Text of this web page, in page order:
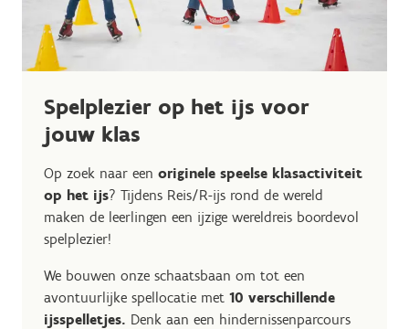
Spelplezier op het ijs voor
jouw klas
Op zoek naar een originele speelse klasactiviteit
op het ijs? Tijdens Reis/R-ijs rond de wereld
maken de leerlingen een ijzige wereldreis boordevol
spelplezier!
We bouwen onze schaatsbaan om tot een
avontuurlijke spellocatie met 10 verschillende
ijsspelletjes. Denk aan een hindernissenparcours